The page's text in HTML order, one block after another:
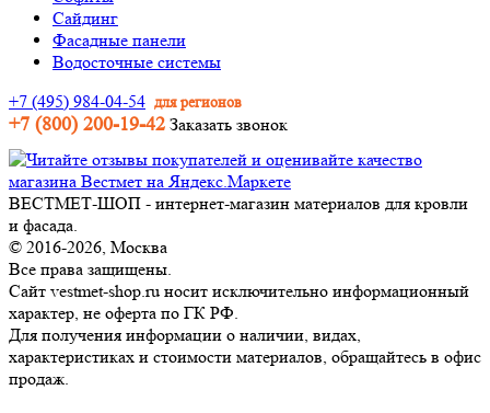
Сайдинг
Фасадные панели
Водосточные системы
+7 (495) 984-04-54 для регионов
+7 (800) 200-19-42 Заказать звонок
ВЕСТМЕТ-ШОП - интернет-магазин материалов для кровли
и фасада.
© 2016-2026, Москва
Все права защищены.
Сайт vestmet-shop.ru носит исключительно информационный
характер, не оферта по ГК РФ.
Для получения информации о наличии, видах,
характеристиках и стоимости материалов, обращайтесь в офис
продаж.